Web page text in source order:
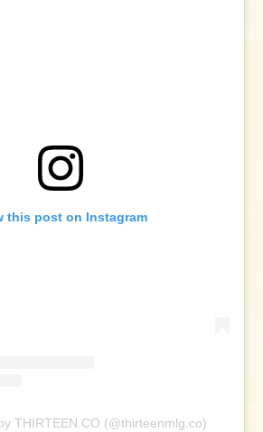
this post on Instagram
THIRTEEN.CO (@thirteenmlg.co)